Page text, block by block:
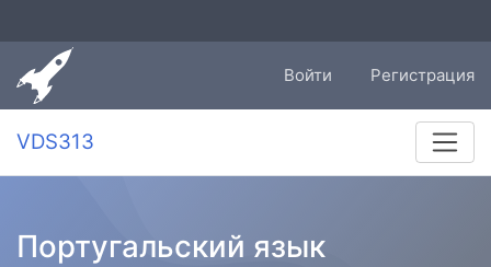
Войти Регистрация
VDS313
Португальский язык